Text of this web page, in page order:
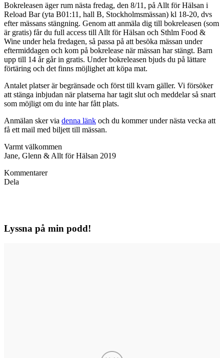
Bokreleasen äger rum nästa fredag, den 8/11, på Allt för Hälsan i
Reload Bar (yta B01:11, hall B, Stockholmsmässan) kl 18-20, dvs
efter mässans stängning. Genom att anmäla dig till bokreleasen (som
är gratis) får du full access till Allt för Hälsan och Sthlm Food &
Wine under hela fredagen, så passa på att besöka mässan under
eftermiddagen och kom på bokrelease när mässan har stängt. Barn
upp till 14 år går in gratis. Under bokreleasen bjuds du på lättare
förtäring och det finns möjlighet att köpa mat.
Antalet platser är begränsade och först till kvarn gäller. Vi försöker
att stänga inbjudan när platserna har tagit slut och meddelar så snart
som möjligt om du inte har fått plats.
Anmälan sker via denna länk och du kommer under nästa vecka att
få ett mail med biljett till mässan.
Varmt välkommen
Jane, Glenn & Allt för Hälsan 2019
Kommentarer
Dela
Lyssna på min podd!